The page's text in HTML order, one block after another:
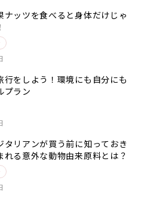
ナッツを食べると身体だけじゃ
行をしよう！環境にも自分にも
プラン
タリアンが買う前に知っておき
れる意外な動物由来原料とは？